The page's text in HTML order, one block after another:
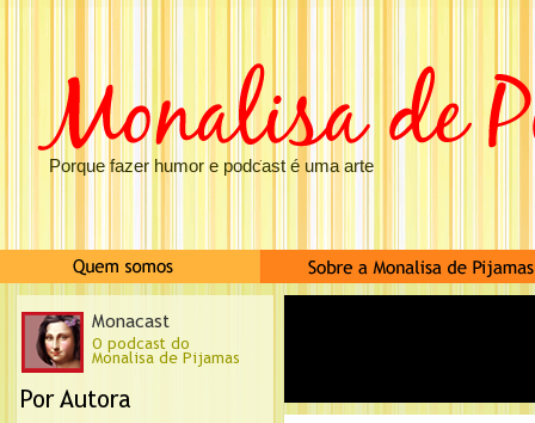
Porque fazer humor e podcast é uma arte